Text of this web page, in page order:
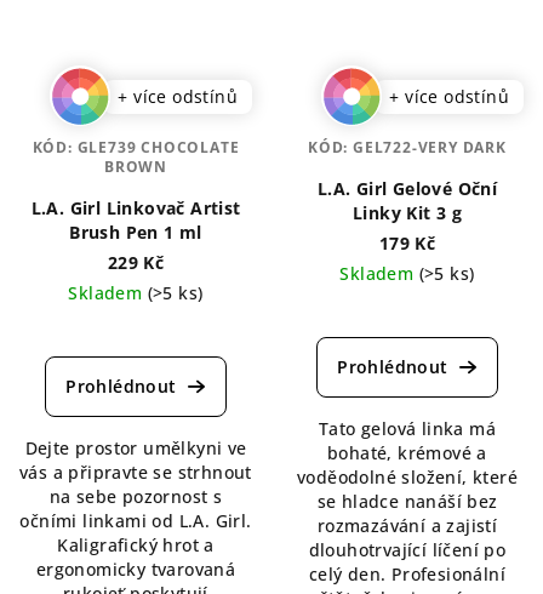
+ více odstínů
L.A. Girl Linkovač Artist
Brush Pen 1 ml
229 Kč
Skladem (>5 ks)
hodnocení
produktu
z
5
hvězdiček.
Dejte prostor umělkyni ve
vás a připravte se strhnout
na sebe pozornost s
očními linkami od L.A. Girl.
Kaligrafický hrot a
ergonomicky tvarovaná
KÓD: GLE739 CHOCOLATE
BROWN
+ více odstínů
L.A. Girl Gelové Oční
Linky Kit 3 g
179 Kč
Skladem (>5 ks)
hodnocení
produktu
z
5
hvězdiček.
Tato gelová linka má
bohaté, krémové a
voděodolné složení, které
se hladce nanáší bez
rozmazávání a zajistí
dlouhotrvající líčení po
celý den. Profesionální
KÓD:GEL722-VERY DARK